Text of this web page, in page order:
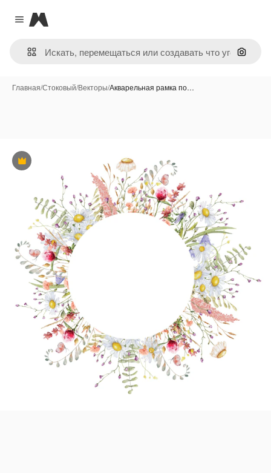
Close menu
Magnific
Поиск
Главная/Стоковый/Векторы/Акварельная рамка по…
Премиум